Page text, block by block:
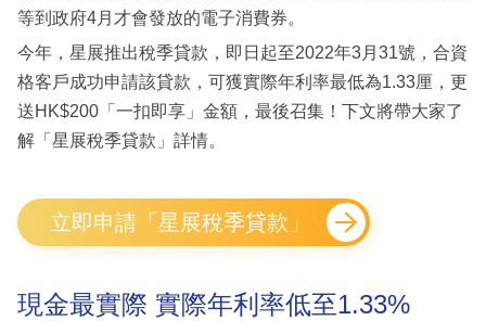
等到政府4月才會發放的電子消費券。
今年，星展推出稅季貸款，即日起至2022年3月31號，合資
格客戶成功申請該貸款，可獲實際年利率最低為1.33厘，更
送HK$200「一扣即享」金額，最後召集！下文將帶大家了
解「星展稅季貸款」詳情。
立即申請「星展稅季貸款」
現金最實際 實際年利率低至1.33%